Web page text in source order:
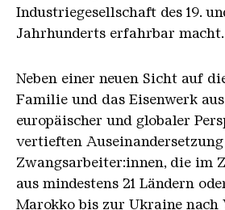
Industriegesellschaft des 19.
Jahrhunderts erfahrbar macht.
Neben einer neuen Sicht auf
Familie und das Eisenwerk
europäischer und globaler
vertieften
Zwangsarbeiter:innen, die im
aus mindestens 21 Ländern
Marokko bis zur Ukraine nach